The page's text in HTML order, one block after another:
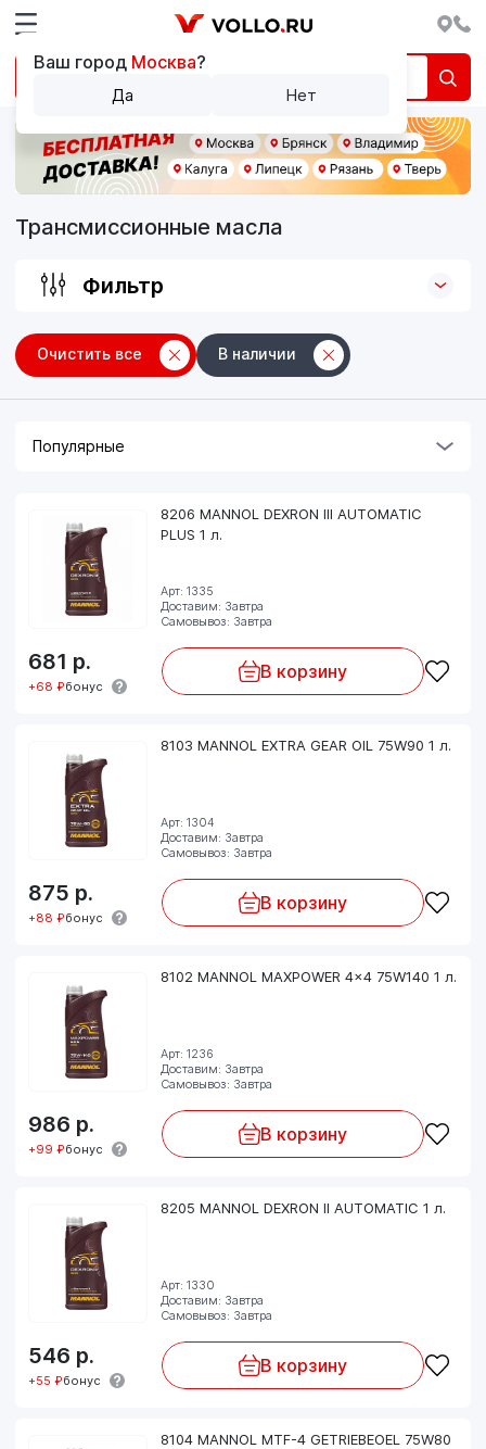
Трансмиссионные масла
Фильтр
Очистить все В наличии
8206 MANNOL DEXRON III AUTOMATIC
PLUS 1 л.
Арт: 1335
Доставим: Завтра
Самовывоз: Завтра
681 р.
+68 ₽бонус
В корзину
8103 MANNOL EXTRA GEAR OIL 75W90 1 л.
Арт: 1304
Доставим: Завтра
Самовывоз: Завтра
875 р.
+88 ₽бонус
В корзину
8102 MANNOL MAXPOWER 4x4 75W140 1 л.
Арт: 1236
Доставим: Завтра
Самовывоз: Завтра
986 р.
+99 ₽бонус
В корзину
8205 MANNOL DEXRON II AUTOMATIC 1 л.
Арт: 1330
Доставим: Завтра
Самовывоз: Завтра
546 р.
+55 ₽бонус
В корзину
8104 MANNOL MTF-4 GETRIEBEOEL 75W80
Ваш город Москва?
Да Нет